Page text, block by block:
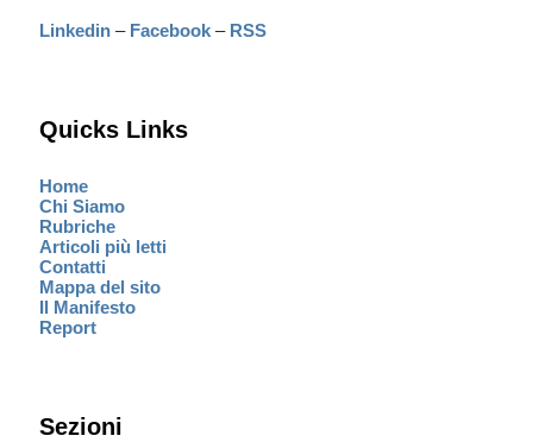
Linkedin – Facebook – RSS
Quicks Links
Home
Chi Siamo
Rubriche
Articoli più letti
Contatti
Mappa del sito
Il Manifesto
Report
Sezioni